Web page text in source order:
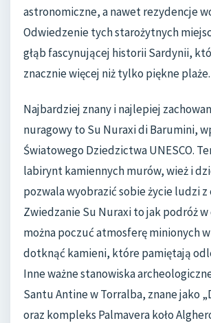
astronomiczne, a nawet rezydencje
Odwiedzenie tych starożytnych
głąb fascynującej historii Sardynii,
znacznie więcej niż tylko piękne plaże.
Najbardziej znany i najlepiej
nuragowy to Su Nuraxi di Barumini,
Światowego Dziedzictwa UNESCO.
labirynt kamiennych murów, wież i
pozwala wyobrazić sobie życie ludzi
Zwiedzanie Su Nuraxi to jak podróż
można poczuć atmosferę minionych
dotknąć kamieni, które pamiętają
Inne ważne stanowiska
Santu Antine w Torralba, znane jako
oraz kompleks Palmavera koło